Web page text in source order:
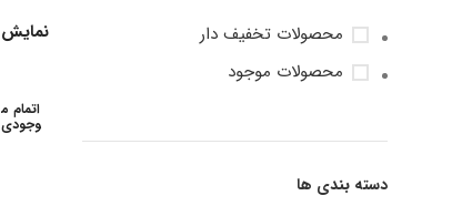
محصولات تخفیف دار
محصولات موجود
دسته بندی ها
نمایش
اتمام م
وجودی